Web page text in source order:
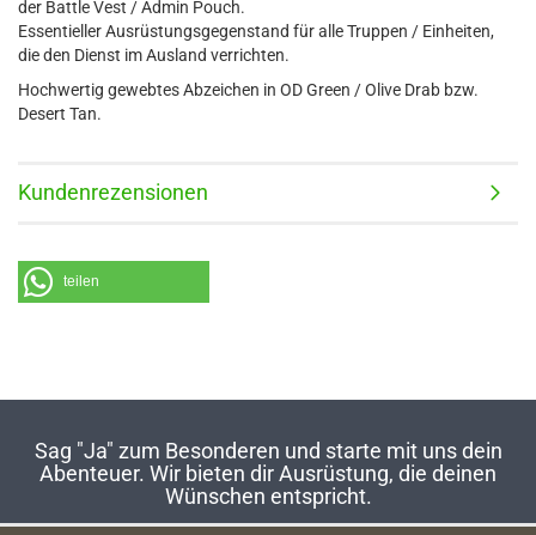
der Battle Vest / Admin Pouch.
Essentieller Ausrüstungsgegenstand für alle Truppen / Einheiten,
die den Dienst im Ausland verrichten.
Hochwertig gewebtes Abzeichen in OD Green / Olive Drab bzw.
Desert Tan.
Kundenrezensionen
teilen
Sag "Ja" zum Besonderen und starte mit uns dein
Abenteuer. Wir bieten dir Ausrüstung, die deinen
Wünschen entspricht.